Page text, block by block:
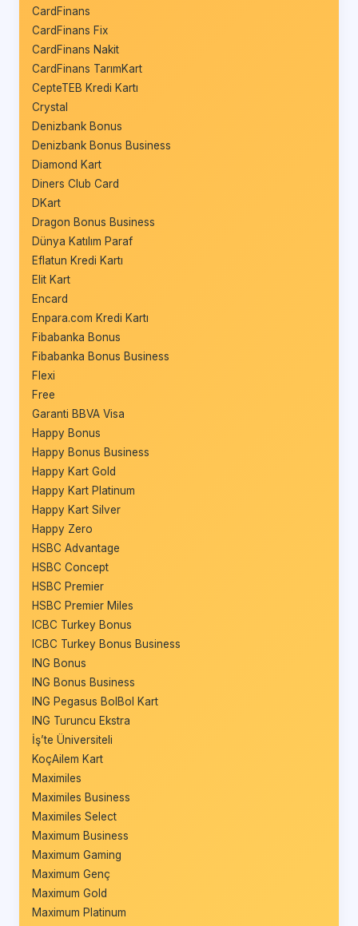
CardFinans
CardFinans Fix
CardFinans Nakit
CardFinans TarımKart
CepteTEB Kredi Kartı
Crystal
Denizbank Bonus
Denizbank Bonus Business
Diamond Kart
Diners Club Card
DKart
Dragon Bonus Business
Dünya Katılım Paraf
Eflatun Kredi Kartı
Elit Kart
Encard
Enpara.com Kredi Kartı
Fibabanka Bonus
Fibabanka Bonus Business
Flexi
Free
Garanti BBVA Visa
Happy Bonus
Happy Bonus Business
Happy Kart Gold
Happy Kart Platinum
Happy Kart Silver
Happy Zero
HSBC Advantage
HSBC Concept
HSBC Premier
HSBC Premier Miles
ICBC Turkey Bonus
ICBC Turkey Bonus Business
ING Bonus
ING Bonus Business
ING Pegasus BolBol Kart
ING Turuncu Ekstra
İş’te Üniversiteli
KoçAilem Kart
Maximiles
Maximiles Business
Maximiles Select
Maximum Business
Maximum Gaming
Maximum Genç
Maximum Gold
Maximum Platinum